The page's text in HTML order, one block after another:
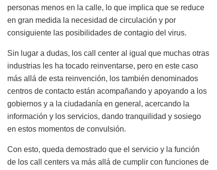
personas menos en la calle, lo que implica que se reduce
en gran medida la necesidad de circulación y por
consiguiente las posibilidades de contagio del virus.
Sin lugar a dudas, los call center al igual que muchas otras
industrias les ha tocado reinventarse, pero en este caso
más allá de esta reinvención, los también denominados
centros de contacto están acompañando y apoyando a los
gobiernos y a la ciudadanía en general, acercando la
información y los servicios, dando tranquilidad y sosiego
en estos momentos de convulsión.
Con esto, queda demostrado que el servicio y la función
de los call centers va más allá de cumplir con funciones de